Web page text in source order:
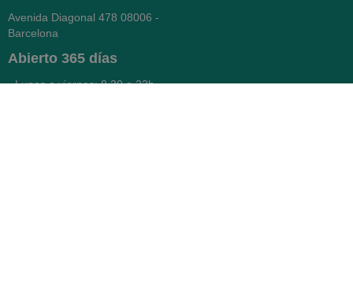
Avenida Diagonal 478 08006 -
Barcelona
Abierto 365 días
- Lunes a viernes: 8.30 a 22h